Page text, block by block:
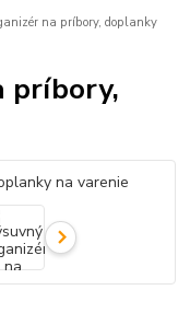
na príbory, doplanky
príbory,